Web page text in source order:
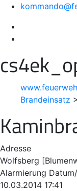
Brandeinsatz >
Adresse
Wolfsberg
Alarmierung
10.03.2014 17:41